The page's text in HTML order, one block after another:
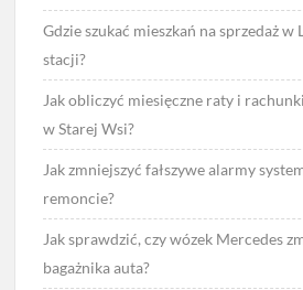
Gdzie szukać mieszkań na sprzedaż
stacji?
Jak obliczyć miesięczne raty i
w Starej Wsi?
Jak zmniejszyć fałszywe alarmy
remoncie?
Jak sprawdzić, czy wózek Mercedes
bagażnika auta?